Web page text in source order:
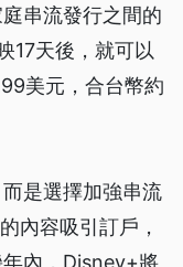
串流發行之間的
17天後，就可以
美元，合台幣約
是選擇加強串流
內容吸引訂戶，
內，Disney+將